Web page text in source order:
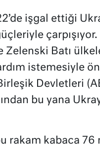
işgal ettiği
çarpışıyor.
Zelenski Batı
istemesiyle
Devletleri
bu yana
rakam kabaca 76